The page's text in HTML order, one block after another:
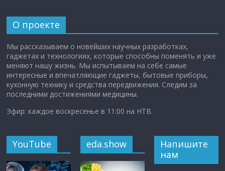
О проекте
Мы рассказываем о новейших научных разработках,
гаджетах и технологиях, которые способны поменять и уже
меняют нашу жизнь. Мы испытываем на себе самые
интересные и впечатляющие гаджеты, бытовые приборы,
кухонную технику и средства передвижения. Следим за
последними достижениями медицины.
Эфир: каждое воскресенье в 11:00 на НТВ.
YouTube eda.show
Напишите
нам